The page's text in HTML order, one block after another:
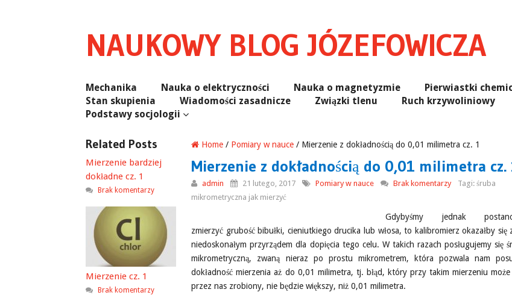
NAUKOWY BLOG JÓZEFOWICZA
Mechanika Nauka o elektryczności Nauka o magnetyzmie Pierwiastki
Stan skupienia
Wiadomości zasadnicze Związki tlenu Ruch krzywoliniowy
Podstawy socjologii
Home / Pomiary w nauce / Mierzenie z dokładnością do 0,01 milimetra cz. 1
Mierzenie z dokładnością do 0,01 milimetra cz.
admin 21 lutego, 2017 Pomiary w nauce Brak komentarzy
Tagi: śruba
mikrometryczna jak mierzyć
Gdybyśmy jednak
zmierzyć grubość bibułki, cieniutkiego drucika lub włosa, to kalibromierz okazałby się
niedoskonałym przyrządem dla dopięcia tego celu. W takich razach posługujemy się
mikrometryczną, zwaną nieraz po prostu mikrometrem, która pozwala nam
dokładność mierzenia aż do 0,01 milimetra, tj. błąd, który przy takim mierzeniu
przez nas zrobiony, nie będzie większy, niż 0,01 milimetra.
Related Posts
Mierzenie bardziej
dokładne cz. 1
Brak komentarzy
Mierzenie cz. 1
Brak komentarzy